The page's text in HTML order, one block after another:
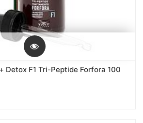
Detox F1 Tri-Peptide Forfora 100